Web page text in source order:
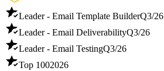
Leader - Email Template BuilderQ3/26
Leader - Email DeliverabilityQ3/26
Leader - Email TestingQ3/26
Top 1002026